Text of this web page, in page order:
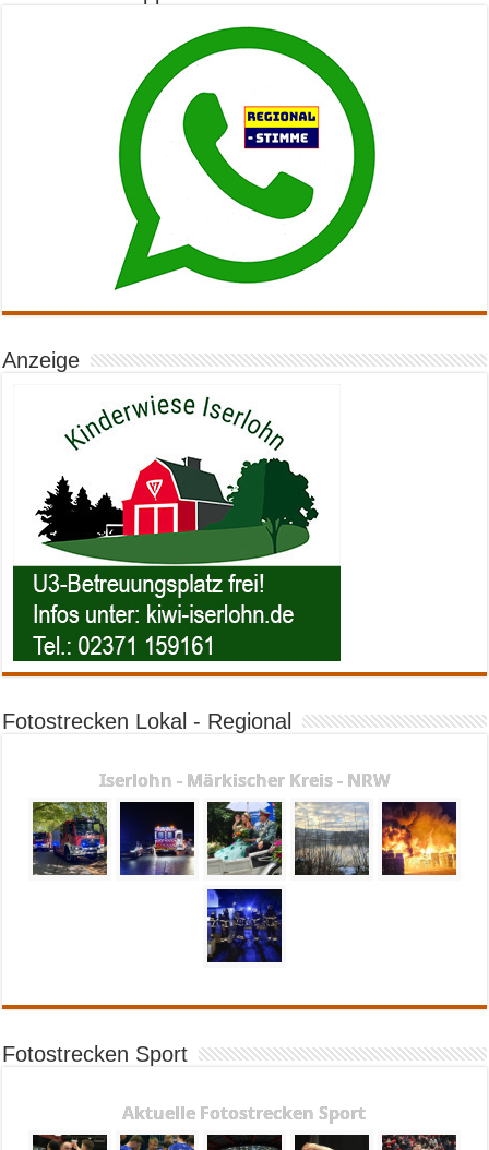
Anzeige
Fotostrecken Lokal - Regional
Iserlohn - Märkischer Kreis - NRW
Fotostrecken Sport
Aktuelle Fotostrecken Sport